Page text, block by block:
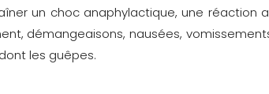
un choc anaphylactique, une réaction
démangeaisons, nausées,
les guêpes.